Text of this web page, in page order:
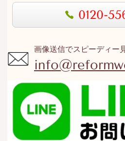
0120-
画像送信でスピーディー